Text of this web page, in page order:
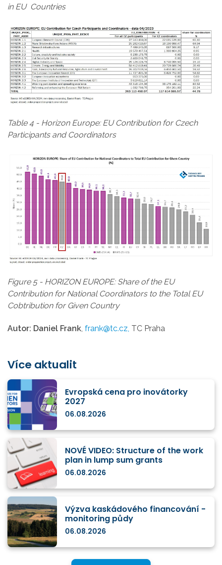
in EU Countries
Table 4 - Horizon Europe: EU Contribution for Czech
Participants and Coordinators
Figure 5 - HORIZON EUROPE: Share of the EU
Contribution for National Coordinators to the Total EU
Cobtribution for Given Country
Autor: Daniel Frank, frank@tc.cz, TC Praha
Více aktualit
Evropská cena pro inovátorky
2027
06.08.2026
NOVÉ VIDEO: Structure of the work
plan in lump sum grants
06.08.2026
Výzva kaskádového financování -
monitoring půdy
06.08.2026